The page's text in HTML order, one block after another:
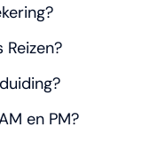
en PM?